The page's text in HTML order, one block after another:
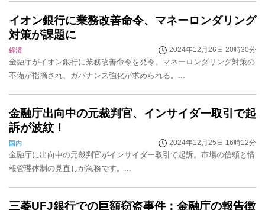
イオン銀行に業務改善命令、マネーロンダリング
対策が課題に
経済 2024年12月26日 20時30分
金融庁がイオン銀行に業務改善命令を発令。マネーロンダリング対策の
不備が指摘され、ガバナンス強化が求められる。...
金融庁出向中の元裁判官、インサイダー取引で起
訴が波紋！
国内 2024年12月25日 16時12分
金融庁に出向中の元裁判官がインサイダー取引で起訴。市場の信頼と情
報管理体制の見直しが急務です。...
三菱UFJ銀行での巨額窃盗事件：金融庁の報告徴